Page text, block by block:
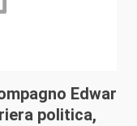
Edwar
politica,